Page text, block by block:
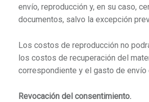
envío, reproducción y, en su caso,
documentos, salvo la excepción
Los costos de reproducción no
los costos de recuperación del
correspondiente y el gasto de envío
Revocación del consentimiento.